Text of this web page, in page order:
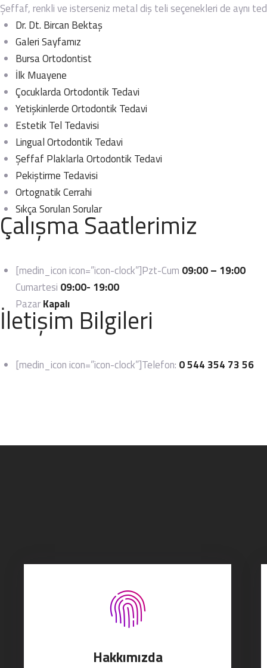
Şeffaf, renkli ve isterseniz metal diş teli seçenekleri de aynı
Dr. Dt. Bircan Bektaş
Galeri Sayfamız
Bursa Ortodontist
İlk Muayene
Çocuklarda Ortodontik Tedavi
Yetişkinlerde Ortodontik Tedavi
Estetik Tel Tedavisi
Lingual Ortodontik Tedavi
Şeffaf Plaklarla Ortodontik Tedavi
Pekiştirme Tedavisi
Ortognatik Cerrahi
Sıkça Sorulan Sorular
Çalışma Saatlerimiz
[medin_icon icon=”icon-clock”]Pzt-Cum 09:00 – 19:00
Cumartesi 09:00- 19:00
PazarKapalı
İletişim Bilgileri
[medin_icon icon=”icon-clock”]Telefon: 0 544 354 73 56
Hakkımızda